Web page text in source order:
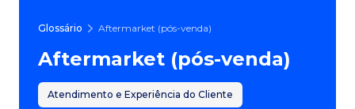
Glossário Aftermarket (pós-venda)
Aftermarket (pós-venda)
Atendimento e Experiência do Cliente